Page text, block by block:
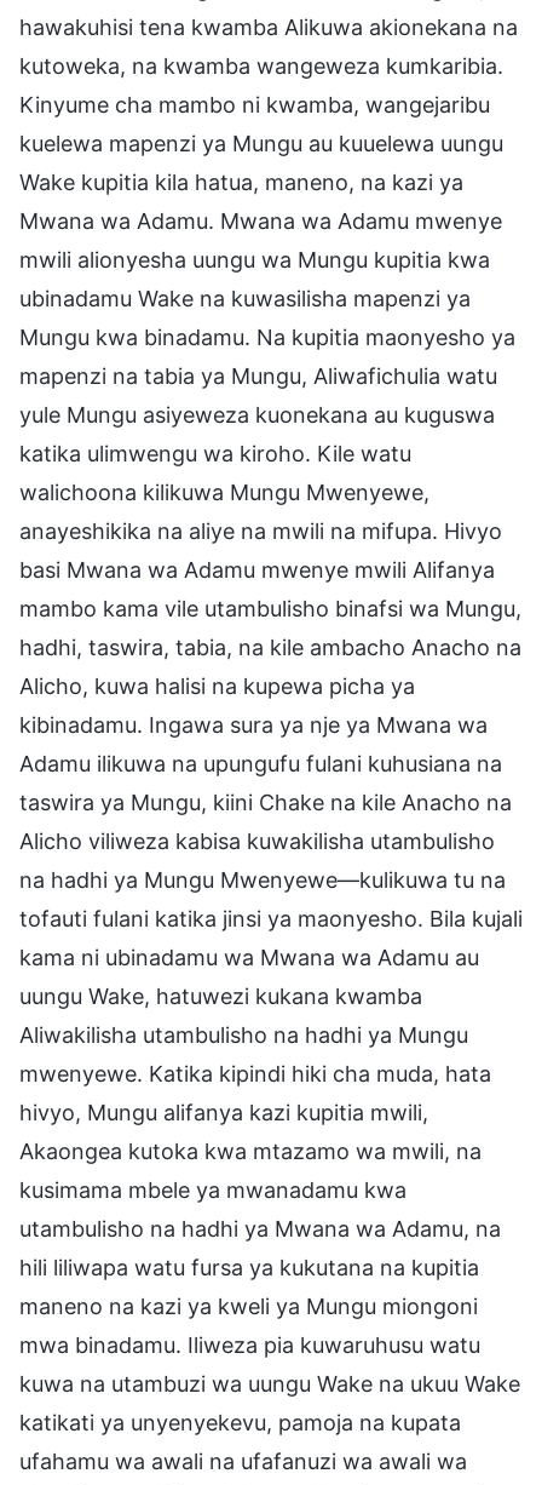
hawakuhisi tena kwamba Alikuwa akionekana na
kutoweka, na kwamba wangeweza kumkaribia.
Kinyume cha mambo ni kwamba, wangejaribu
kuelewa mapenzi ya Mungu au kuuelewa uungu
Wake kupitia kila hatua, maneno, na kazi ya
Mwana wa Adamu. Mwana wa Adamu mwenye
mwili alionyesha uungu wa Mungu kupitia kwa
ubinadamu Wake na kuwasilisha mapenzi ya
Mungu kwa binadamu. Na kupitia maonyesho ya
mapenzi na tabia ya Mungu, Aliwafichulia watu
yule Mungu asiyeweza kuonekana au kuguswa
katika ulimwengu wa kiroho. Kile watu
walichoona kilikuwa Mungu Mwenyewe,
anayeshikika na aliye na mwili na mifupa. Hivyo
basi Mwana wa Adamu mwenye mwili Alifanya
mambo kama vile utambulisho binafsi wa Mungu,
hadhi, taswira, tabia, na kile ambacho Anacho na
Alicho, kuwa halisi na kupewa picha ya
kibinadamu. Ingawa sura ya nje ya Mwana wa
Adamu ilikuwa na upungufu fulani kuhusiana na
taswira ya Mungu, kiini Chake na kile Anacho na
Alicho viliweza kabisa kuwakilisha utambulisho
na hadhi ya Mungu Mwenyewe—kulikuwa tu na
tofauti fulani katika jinsi ya maonyesho. Bila kujali
kama ni ubinadamu wa Mwana wa Adamu au
uungu Wake, hatuwezi kukana kwamba
Aliwakilisha utambulisho na hadhi ya Mungu
mwenyewe. Katika kipindi hiki cha muda, hata
hivyo, Mungu alifanya kazi kupitia mwili,
Akaongea kutoka kwa mtazamo wa mwili, na
kusimama mbele ya mwanadamu kwa
utambulisho na hadhi ya Mwana wa Adamu, na
hili liliwapa watu fursa ya kukutana na kupitia
maneno na kazi ya kweli ya Mungu miongoni
mwa binadamu. Iliweza pia kuwaruhusu watu
kuwa na utambuzi wa uungu Wake na ukuu Wake
katikati ya unyenyekevu, pamoja na kupata
ufahamu wa awali na ufafanuzi wa awali wa